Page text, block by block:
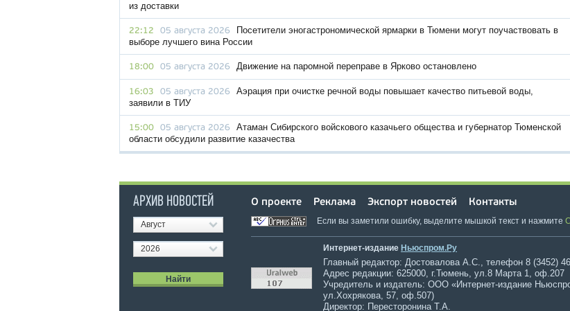
из доставки
22:12 05 августа 2026
Посетители эногастрономической ярмарки в Тюмени могут поучаствовать в
выборе лучшего вина России
18:00 05 августа 2026 Движение на паромной переправе в Ярково остановлено
16:03 05 августа 2026
Аэрация при очистке речной воды повышает качество питьевой воды,
заявили в ТИУ
15:00 05 августа 2026
Атаман Сибирского войскового казачьего общества и губернатор Тюменской
области обсудили развитие казачества
АРХИВ НОВОСТЕЙ
Август
2026
О проекте Реклама Экспорт новостей Контакты
Если вы заметили ошибку, выделите мышкой текст и нажмите
Интернет-издание Ньюспром.Ру
Главный редактор: Достовалова А.С., телефон 8 (3452)
Адрес редакции: 625000, г.Тюмень, ул.8 Марта 1, оф.207
Учредитель и издатель: ООО «Интернет-издание
ул.Хохрякова, 57, оф.507)
Директор: Пересторонина Т.А.